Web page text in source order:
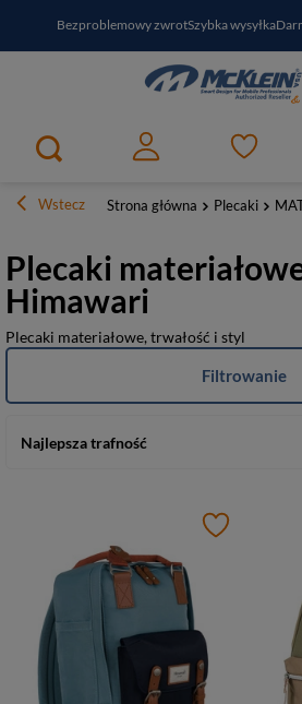
Bezproblemowy zwrotSzybka wysyłka
PayPo - kup i zapłać za30 dniZapisz się do
Wstecz Strona główna Plecaki
Plecaki
Himawari
Plecaki materiałowe, trwałość i styl
Najlepsza trafność
Filtrowanie